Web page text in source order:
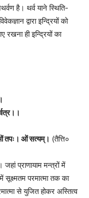
है। थर्व याने स्थिति-
द्वारा इन्द्रियों को
रखना ही इन्द्रियों का
ओं सत्यम्। (तैत्ति०
प्राणायाम मन्त्रों में
परमात्मा तक का
से युजित होकर अस्तित्व